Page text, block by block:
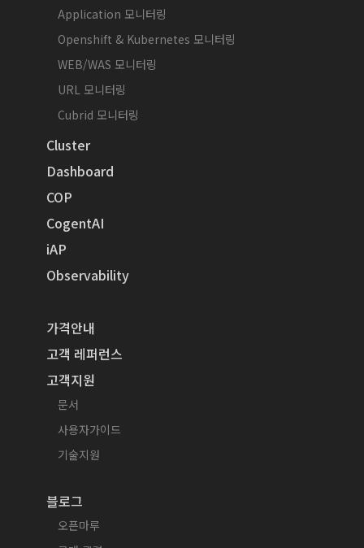
Application 모니터링
Openshift & Kubernetes 모니터링
WEB/WAS 모니터링
URL 모니터링
Cubrid 모니터링
Cluster
Dashboard
COP
CogentAI
iAP
Observability
가격안내
고객 레퍼런스
고객지원
문서
사용자가이드
기술지원
블로그
오픈마루